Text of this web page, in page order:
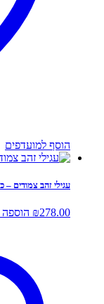
הוסף למועדפים
עגילי זהב צמודים –
₪278.00